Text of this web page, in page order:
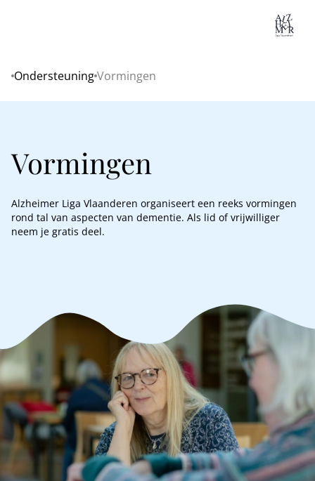
Home
OndersteuningVormingen
Vormingen
Alzheimer Liga Vlaanderen organiseert een reeks vormingen
rond tal van aspecten van dementie. Als lid of vrijwilliger
neem je gratis deel.